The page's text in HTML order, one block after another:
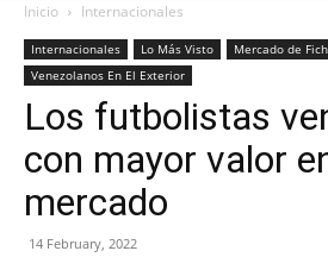
Inicio Internacionales
Internacionales Lo Más Visto
Mercado de
Venezolanos En El Exterior
Los futbolistas
con mayor valor
mercado
14 February, 2022